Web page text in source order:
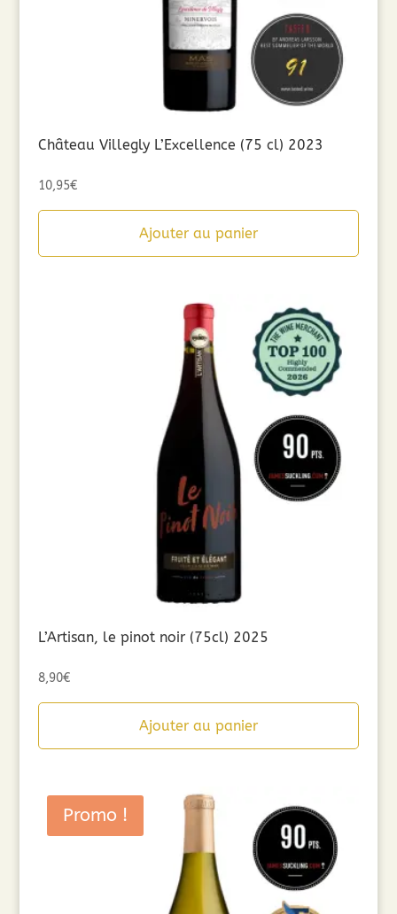
Château Villegly L’Excellence (75 cl) 2023
10,95€
Ajouter au panier
L’Artisan, le pinot noir (75cl) 2025
8,90€
Ajouter au panier
Promo !